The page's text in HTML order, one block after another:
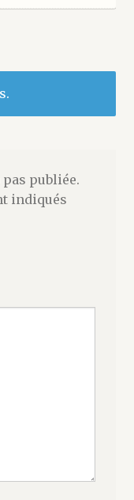
publiée.
indiqués